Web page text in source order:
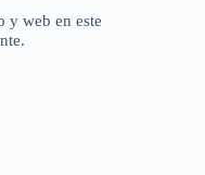
y web en este